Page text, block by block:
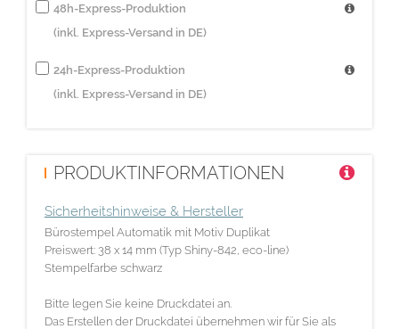
48h-Express-Produktion
(inkl. Express-Versand in DE)
24h-Express-Produktion
(inkl. Express-Versand in DE)
PRODUKTINFORMATIONEN
Sicherheitshinweise & Hersteller
Bürostempel Automatik mit Motiv Duplikat
Preiswert: 38 x 14 mm (Typ Shiny-842, eco-line)
Stempelfarbe schwarz
Bitte legen Sie keine Druckdatei an.
Das Erstellen der Druckdatei übernehmen wir für Sie als